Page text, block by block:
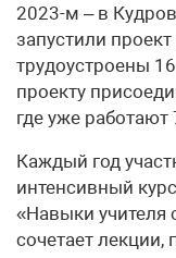
2023-м – в
запустили
трудоустроены
проекту
где уже
Каждый год
интенсивный
«Навыки
сочетает лекции,